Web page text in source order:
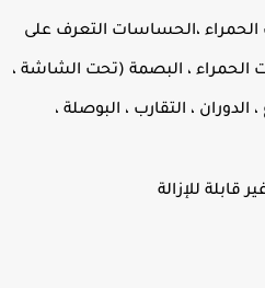
،الحساسات التعرف على
، البصمة (تحت الشاشة ،
، التقارب ، البوصلة ،